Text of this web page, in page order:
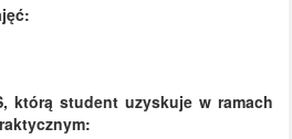
którą student uzyskuje w ramach